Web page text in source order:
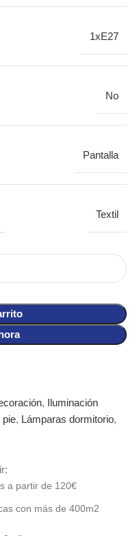
1xE27
No
Pantalla
Textil
, Iluminación
pie, Lámparas dormitorio,
a partir de 120€
con más de 400m2